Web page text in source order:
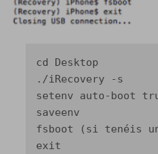
cd Desktop
./iRecovery -s
setenv auto-boot
saveenv
fsboot (si tenéis
exit